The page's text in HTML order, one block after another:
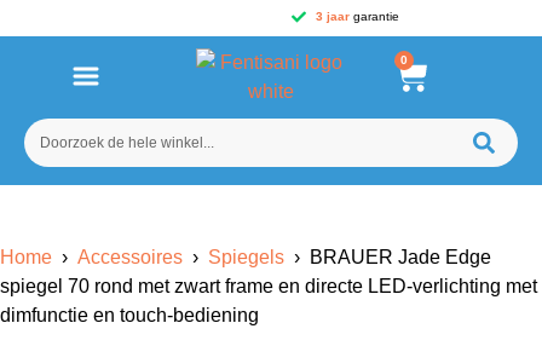
3 jaargarantie
0
Home › Accessoires › Spiegels › BRAUER Jade Edge
spiegel 70 rond met zwart frame en directe LED-verlichting met
dimfunctie en touch-bediening